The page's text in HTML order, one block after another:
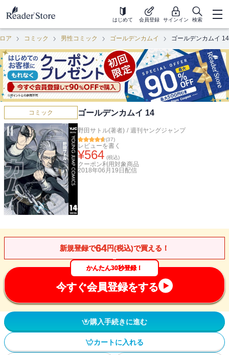
はじめて 会員登録 サインイン 検索
ア コミック 男性コミック ゴールデンカムイ ゴールデンカムイ 14
コミック ゴールデンカムイ 14
野田サトル(著者) / 週刊ヤングジャンプ
(37)
レビューを書く
¥564 (税込)
クーポン利用対象商品
2018年06月19日 配信
新規登録で64円(税込)で買える！
かんたん30秒登録！
今すぐ会員登録をする
購入手続きに進む
カートに入れる